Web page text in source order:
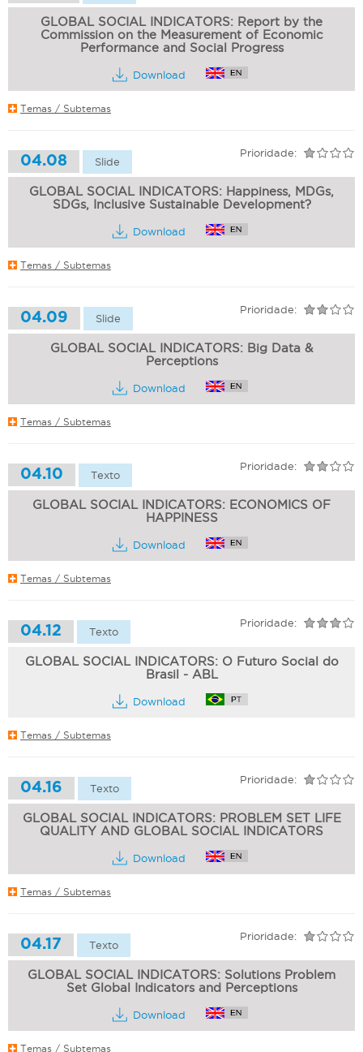
GLOBAL SOCIAL INDICATORS: Report by the
Commission on the Measurement of Economic
Performance and Social Progress
Download
Temas / Subtemas
04.08 Slide
Prioridade:
GLOBAL SOCIAL INDICATORS: Happiness, MDGs,
SDGs, Inclusive Sustainable Development?
Download
Temas / Subtemas
04.09 Slide
Prioridade:
GLOBAL SOCIAL INDICATORS: Big Data &
Perceptions
Download
Temas / Subtemas
04.10 Texto
Prioridade:
GLOBAL SOCIAL INDICATORS: ECONOMICS OF
HAPPINESS
Download
Temas / Subtemas
04.12 Texto
Prioridade:
GLOBAL SOCIAL INDICATORS: O Futuro Social do
Brasil - ABL
Download
Temas / Subtemas
04.16 Texto
Prioridade:
GLOBAL SOCIAL INDICATORS: PROBLEM SET LIFE
QUALITY AND GLOBAL SOCIAL INDICATORS
Download
Temas / Subtemas
04.17 Texto
Prioridade:
GLOBAL SOCIAL INDICATORS: Solutions Problem
Set Global Indicators and Perceptions
Download
Temas / Subtemas